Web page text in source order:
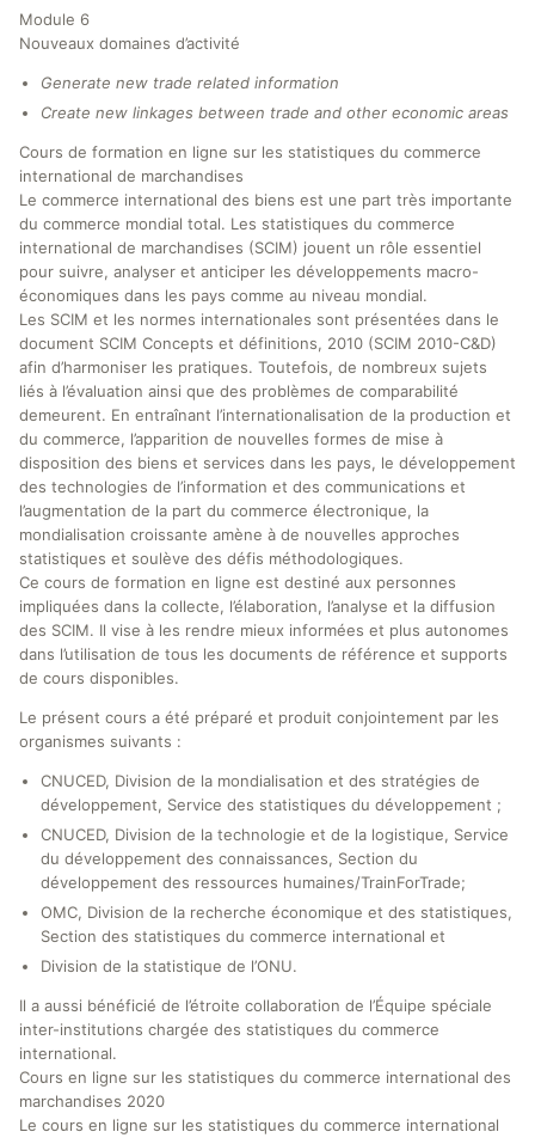
Module 6
Nouveaux domaines d’activité
Generate new trade related information
Create new linkages between trade and other economic areas
Cours de formation en ligne sur les statistiques du commerce
international de marchandises
Le commerce international des biens est une part très importante
du commerce mondial total. Les statistiques du commerce
international de marchandises (SCIM) jouent un rôle essentiel
pour suivre, analyser et anticiper les développements macro-
économiques dans les pays comme au niveau mondial.
Les SCIM et les normes internationales sont présentées dans le
document SCIM Concepts et définitions, 2010 (SCIM 2010-C&D)
afin d’harmoniser les pratiques. Toutefois, de nombreux sujets
liés à l’évaluation ainsi que des problèmes de comparabilité
demeurent. En entraînant l’internationalisation de la production et
du commerce, l’apparition de nouvelles formes de mise à
disposition des biens et services dans les pays, le développement
des technologies de l’information et des communications et
l’augmentation de la part du commerce électronique, la
mondialisation croissante amène à de nouvelles approches
statistiques et soulève des défis méthodologiques.
Ce cours de formation en ligne est destiné aux personnes
impliquées dans la collecte, l’élaboration, l’analyse et la diffusion
des SCIM. Il vise à les rendre mieux informées et plus autonomes
dans l’utilisation de tous les documents de référence et supports
de cours disponibles.
Le présent cours a été préparé et produit conjointement par les
organismes suivants :
CNUCED, Division de la mondialisation et des stratégies de
développement, Service des statistiques du développement ;
CNUCED, Division de la technologie et de la logistique, Service
du développement des connaissances, Section du
développement des ressources humaines/TrainForTrade;
OMC, Division de la recherche économique et des statistiques,
Section des statistiques du commerce international et
Division de la statistique de l’ONU.
Il a aussi bénéficié de l’étroite collaboration de l’Équipe spéciale
inter-institutions chargée des statistiques du commerce
international.
Cours en ligne sur les statistiques du commerce international des
marchandises 2020
Le cours en ligne sur les statistiques du commerce international